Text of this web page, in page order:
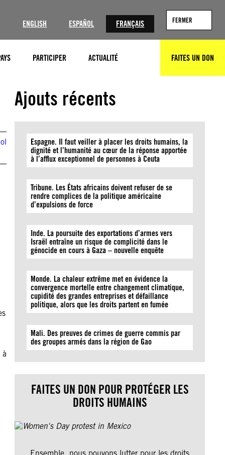
ENGLISH ESPAÑOL FRANÇAIS FERMER
PARTICIPER ACTUALITÉ RECHERCHERFAITES UN DON
à
Ajouts récents
Espagne. Il faut veiller à placer les droits humains, la
dignité et l’humanité au cœur de la réponse apportée
à l’afflux exceptionnel de personnes à Ceuta
Tribune. Les États africains doivent refuser de se
rendre complices de la politique américaine
d’expulsions de force
Inde. La poursuite des exportations d’armes vers
Israël entraîne un risque de complicité dans le
génocide en cours à Gaza – nouvelle enquête
Monde. La chaleur extrême met en évidence la
convergence mortelle entre changement climatique,
cupidité des grandes entreprises et défaillance
politique, alors que les droits partent en fumée
Mali. Des preuves de crimes de guerre commis par
des groupes armés dans la région de Gao
FAITES UN DON POUR PROTÉGER LES
DROITS HUMAINS